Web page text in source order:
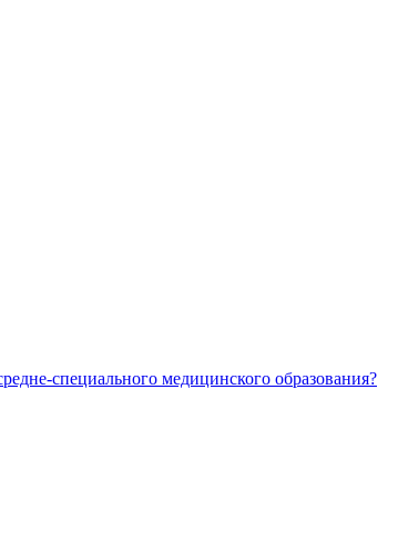
специального медицинского образования?